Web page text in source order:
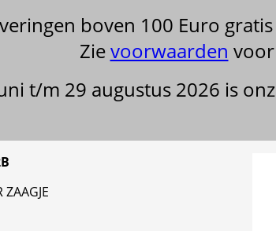
boven 100 Euro
Zievoorwaarden
t/m 29 augustus 2026 is